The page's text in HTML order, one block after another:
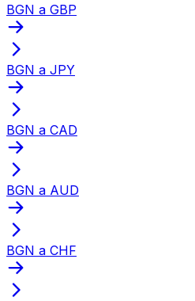
BGN a GBP
BGN a JPY
BGN a CAD
BGN a AUD
BGN a CHF